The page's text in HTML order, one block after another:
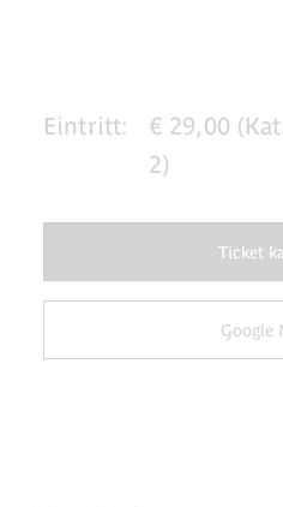
Eintritt:
€ 29,00
2)
Ticket
Google